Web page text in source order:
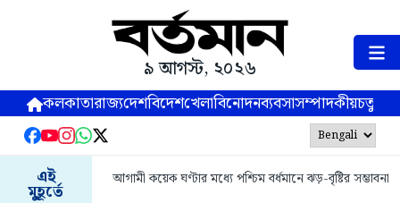
৯ আগস্ট, ২০২৬
কলকাতারাজ্যদেশবিদেশখেলাবিনোদনব্যবসাসম্পাদকীয়
এই
মুহূর্তে
আগামী কয়েক ঘণ্টার মধ্যে পশ্চিম বর্ধমানে ঝড়-বৃষ্টির সম্ভাবনা